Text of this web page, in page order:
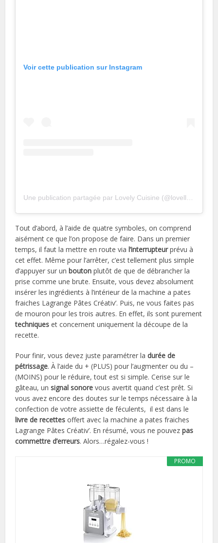
Voir cette publication sur Instagram
Tout d’abord, à l’aide de quatre symboles, on comprend
aisément ce que l’on propose de faire. Dans un premier
temps, il faut la mettre en route vial’interrupteurprévu à
cet effet. Même pour l’arrêter, c’est tellement plus simple
d’appuyer sur unbouton plutôt de que de débrancher la
prise comme une brute. Ensuite, vous devez absolument
insérer les ingrédients à l’intérieur de la machine a pates
fraiches Lagrange Pâtes Créativ’. Puis, ne vous faites pas
de mouron pour les trois autres. En effet, ils sont purement
techniques et concernent uniquement la découpe de la
recette.
Pour finir, vous devez juste paramétrer ladurée de
pétrissage. À l’aide du + (PLUS) pour l’augmenter ou du –
(MOINS) pour le réduire, tout est si simple. Cerise sur le
gâteau, unsignal sonore vous avertit quand c’est prêt. Si
vous avez encore des doutes sur le temps nécessaire à la
confection de votre assiette de féculents, il est dans le
livre de recettes offert avec la machine a pates fraiches
Lagrange Pâtes Créativ’. En résumé, vous ne pouvezpas
commettre d’erreurs. Alors…régalez-vous !
PROMO